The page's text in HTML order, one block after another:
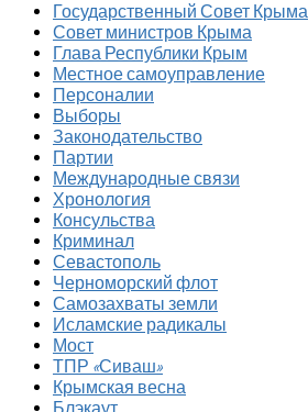
Государственный Совет Крыма
Совет министров Крыма
Глава Республики Крым
Местное самоуправление
Персоналии
Выборы
Законодательство
Партии
Международные связи
Хронология
Консульства
Криминал
Севастополь
Черноморский флот
Самозахваты земли
Исламские радикалы
Мост
ТПР «Сиваш»
Крымская весна
Блэкаут